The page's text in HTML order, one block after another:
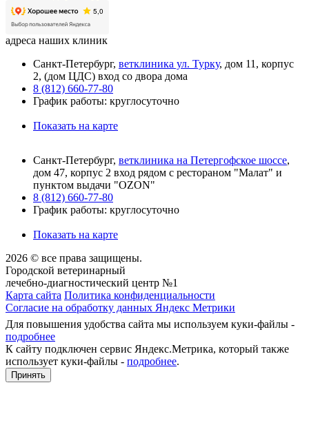
адреса наших клиник
Санкт-Петербург, ветклиника ул. Турку, дом 11, корпус
2, (дом ЦДС) вход со двора дома
8 (812) 660-77-80
График работы: круглосуточно
Показать на карте
Санкт-Петербург, ветклиника на Петергофское шоссе,
дом 47, корпус 2 вход рядом с рестораном "Малат" и
пунктом выдачи "OZON"
8 (812) 660-77-80
График работы: круглосуточно
Показать на карте
2026 © все права защищены.
Городской ветеринарный
лечебно-диагностический центр №1
Карта сайта Политика конфиденциальности
Согласие на обработку данных Яндекс Метрики
Для повышения удобства сайта мы используем куки-файлы -
подробнее
К сайту подключен сервис Яндекс.Метрика, который также
использует куки-файлы - подробнее.
Принять